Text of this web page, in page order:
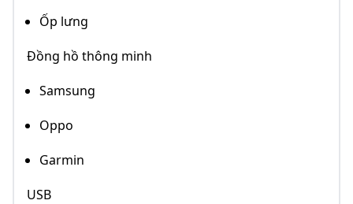
Ốp lưng
Đồng hồ thông minh
Samsung
Oppo
Garmin
USB